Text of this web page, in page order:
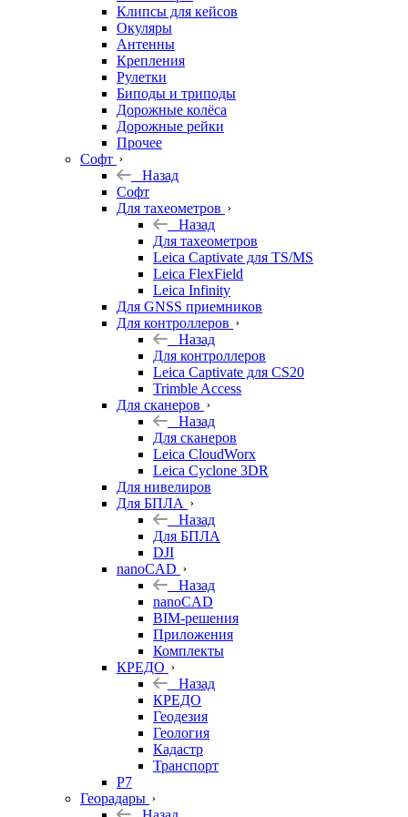
Клипсы для кейсов
Окуляры
Антенны
Крепления
Рулетки
Биподы и триподы
Дорожные колёса
Дорожные рейки
Прочее
Софт
Назад
Софт
Для тахеометров
Назад
Для тахеометров
Leica Captivate для TS/MS
Leica FlexField
Leica Infinity
Для GNSS приемников
Для контроллеров
Назад
Для контроллеров
Leica Captivate для CS20
Trimble Access
Для сканеров
Назад
Для сканеров
Leica CloudWorx
Leica Cyclone 3DR
Для нивелиров
Для БПЛА
Назад
Для БПЛА
DJI
nanoCAD
Назад
nanoCAD
BIM-решения
Приложения
Комплекты
КРЕДО
Назад
КРЕДО
Геодезия
Геология
Кадастр
Транспорт
Р7
Георадары